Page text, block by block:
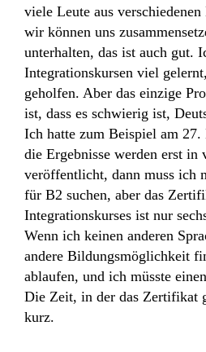
viele Leute aus
wir können uns
unterhalten, das ist auch gut.
Integrationskursen viel
geholfen. Aber das einzige
ist, dass es schwierig ist,
Ich hatte zum Beispiel am
die Ergebnisse werden erst in
veröffentlicht, dann muss ich
für B2 suchen, aber das
Integrationskurses ist nur
Wenn ich keinen anderen
andere Bildungsmöglichkeit
ablaufen, und ich müsste
Die Zeit, in der das Zertifikat
kurz.